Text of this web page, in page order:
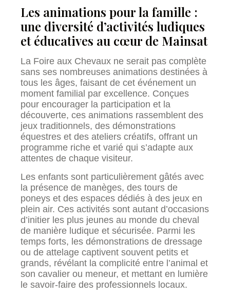
Les animations pour la famille :
une diversité d’activités ludiques
et éducatives au cœur de Mainsat
La Foire aux Chevaux ne serait pas complète
sans ses nombreuses animations destinées à
tous les âges, faisant de cet événement un
moment familial par excellence. Conçues
pour encourager la participation et la
découverte, ces animations rassemblent des
jeux traditionnels, des démonstrations
équestres et des ateliers créatifs, offrant un
programme riche et varié qui s’adapte aux
attentes de chaque visiteur.
Les enfants sont particulièrement gâtés avec
la présence de manèges, des tours de
poneys et des espaces dédiés à des jeux en
plein air. Ces activités sont autant d’occasions
d’initier les plus jeunes au monde du cheval
de manière ludique et sécurisée. Parmi les
temps forts, les démonstrations de dressage
ou de attelage captivent souvent petits et
grands, révélant la complicité entre l’animal et
son cavalier ou meneur, et mettant en lumière
le savoir-faire des professionnels locaux.